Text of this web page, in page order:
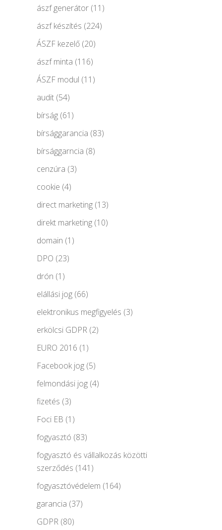
ászf generátor (11)
ászf készítés (224)
ÁSZF kezelő (20)
ászf minta (116)
ÁSZF modul (11)
audit (54)
bírság (61)
bírsággarancia (83)
bírsággarncia (8)
cenzúra (3)
cookie (4)
direct marketing (13)
direkt marketing (10)
domain (1)
DPO (23)
drón (1)
elállási jog (66)
elektronikus megfigyelés (3)
erkölcsi GDPR (2)
EURO 2016 (1)
Facebook jog (5)
felmondási jog (4)
fizetés (3)
Foci EB (1)
fogyasztó (83)
fogyasztó és vállalkozás közötti
szerződés (141)
fogyasztóvédelem (164)
garancia (37)
GDPR (80)